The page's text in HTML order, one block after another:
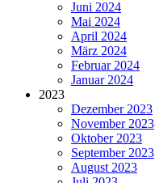
Juni 2024
Mai 2024
April 2024
März 2024
Februar 2024
Januar 2024
2023
Dezember 2023
November 2023
Oktober 2023
September 2023
August 2023